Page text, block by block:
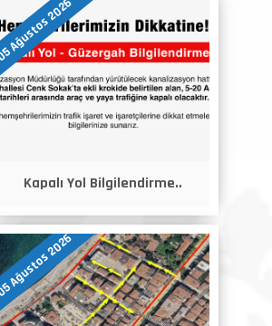
2026
Kapalı Yol Bilgilendirme..
2026